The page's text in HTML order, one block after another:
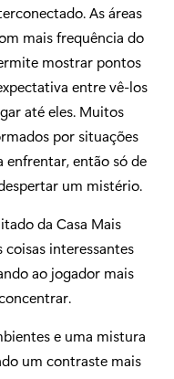
As áreas
mais frequência do
mostrar pontos
entre vê-los
até eles. Muitos
por situações
enfrentar, então só de
um mistério.
da Casa Mais
interessantes
ao jogador mais
e uma mistura
um contraste mais